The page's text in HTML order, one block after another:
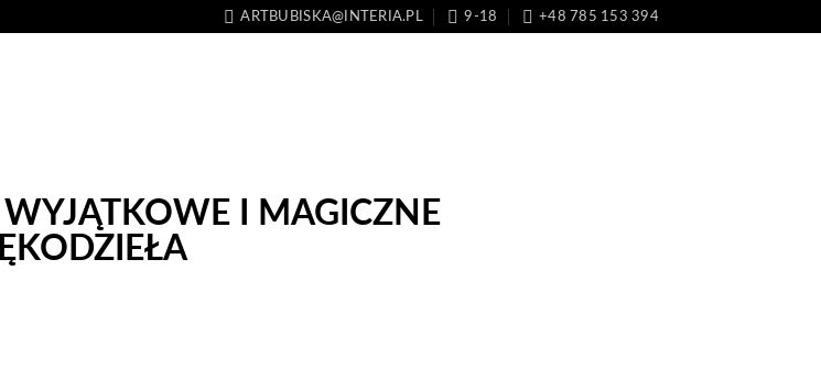
ARTBUBISKA@INTERIA.PL 9-18 +48 785 153 394